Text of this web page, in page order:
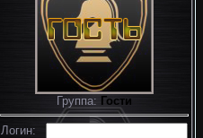
Группа: Гости
Логин: